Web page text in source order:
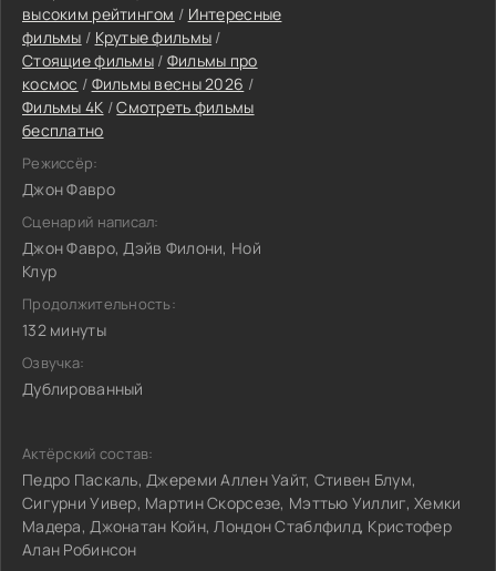
высоким рейтингом / Интересные
фильмы / Крутые фильмы /
Стоящие фильмы/ Фильмы про
космос / Фильмы весны 2026 /
Фильмы 4K /Смотреть фильмы
бесплатно
Режиссёр:
Джон Фавро
Сценарий написал:
Джон Фавро, Дэйв Филони, Ной
Клур
Продолжительность:
132 минуты
Озвучка:
Дублированный
Актёрский состав:
Педро Паскаль, Джереми Аллен Уайт, Стивен Блум,
Сигурни Уивер, Мартин Скорсезе, Мэттью Уиллиг, Хемки
Мадера, Джонатан Койн, Лондон Стаблфилд, Кристофер
Алан Робинсон